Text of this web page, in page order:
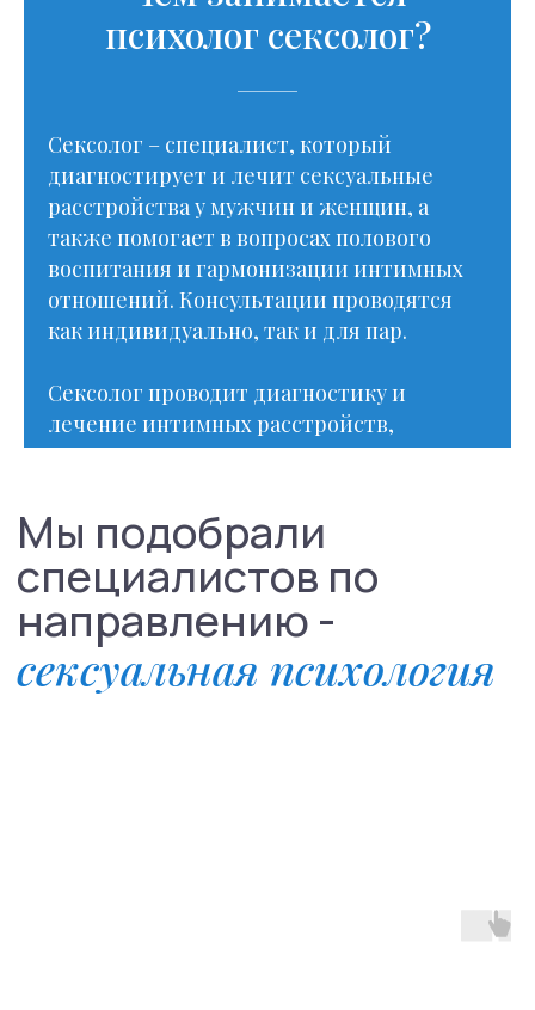
психолог сексолог?
Сексолог – специалист, который
диагностирует и лечит сексуальные
расстройства у мужчин и женщин, а
также помогает в вопросах полового
воспитания и гармонизации интимных
отношений. Консультации проводятся
как индивидуально, так и для пар.
Сексолог проводит диагностику и
лечение интимных расстройств,
используя:
тестирование и опросники;
лабораторные анализы
(гормональный профиль,
инфекции);
осмотры гинеколога, уролога,
андролога;
Мы подобрали
специалистов по
и быстрее найти
сексуальная психология
ответ.